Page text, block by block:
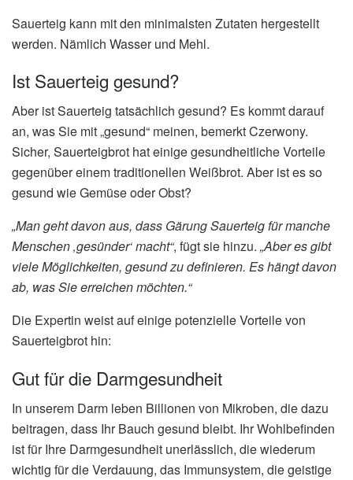
Sauerteig kann mit den minimalsten Zutaten hergestellt
werden. Nämlich Wasser und Mehl.
Ist Sauerteig gesund?
Aber ist Sauerteig tatsächlich gesund? Es kommt darauf
an, was Sie mit „gesund“ meinen, bemerkt Czerwony.
Sicher, Sauerteigbrot hat einige gesundheitliche Vorteile
gegenüber einem traditionellen Weißbrot. Aber ist es so
gesund wie Gemüse oder Obst?
„Man geht davon aus, dass Gärung Sauerteig für manche
Menschen ‚gesünder‘ macht“, fügt sie hinzu. „Aber es gibt
viele Möglichkeiten, gesund zu definieren. Es hängt davon
ab, was Sie erreichen möchten.“
Die Expertin weist auf einige potenzielle Vorteile von
Sauerteigbrot hin:
Gut für die Darmgesundheit
In unserem Darm leben Billionen von Mikroben, die dazu
beitragen, dass Ihr Bauch gesund bleibt. Ihr Wohlbefinden
ist für Ihre Darmgesundheit unerlässlich, die wiederum
wichtig für die Verdauung, das Immunsystem, die geistige